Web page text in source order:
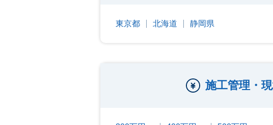
東京都 北海道 静岡県
施工管理・